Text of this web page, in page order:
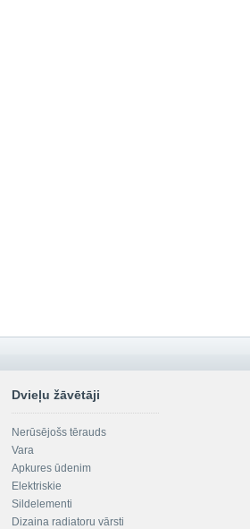
Dvieļu žāvētāji
Nerūsējošs tērauds
Vara
Apkures ūdenim
Elektriskie
Sildelementi
Dizaina radiatoru vārsti